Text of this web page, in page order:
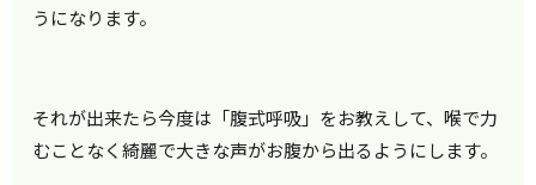
うになります。
それが出来たら今度は「腹式呼吸」をお教えして、喉で力
むことなく綺麗で大きな声がお腹から出るようにします。